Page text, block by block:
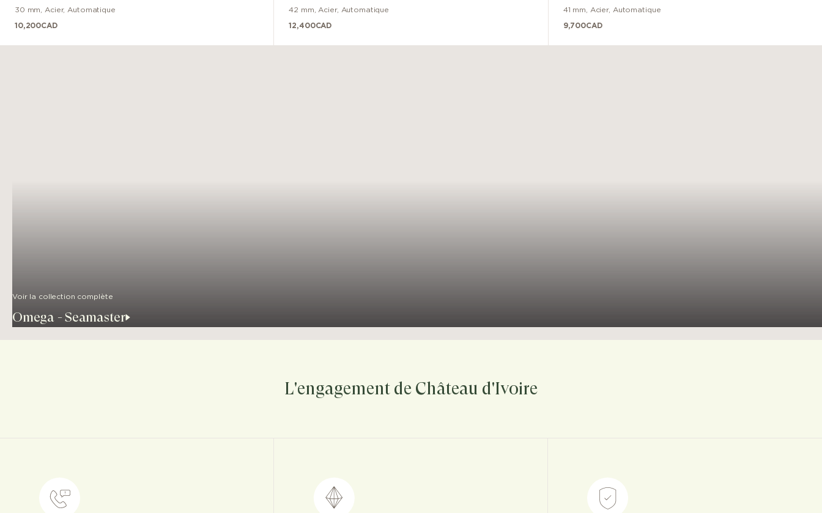
30 mm Acier, Automatique
10,200CAD
42 mm Acier, Automatique
12,400CAD
41 mm Acier, Automatique
9,700CAD
Voir la collection complète
Omega - Seamaster
L'engagement de Château d'Ivoire